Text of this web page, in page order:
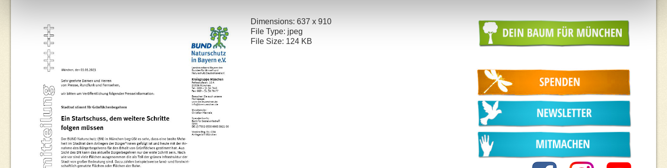
Dimensions: 637 x 910
File Type: jpeg
File Size: 124 KB